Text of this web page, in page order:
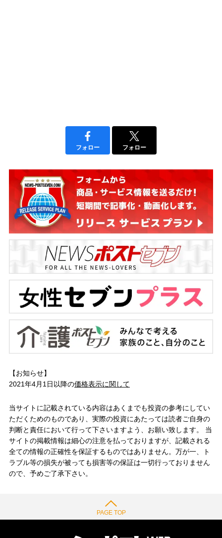
フォロー フォロー
【お知らせ】
2021年4月1日以降の価格表示に関して
当サイトに記載されている内容はあくまでも投資の参考にしてい
ただくためのものであり、実際の投資にあたっては読者ご自身の
判断と責任において行って下さいますよう、お願い致します。 当
サイトの掲載情報は細心の注意を払っておりますが、記載される
全ての情報の正確性を保証するものではありません。万が一、ト
ラブル等の損失が被っても損害等の保証は一切行っておりません
ので、予めご了承下さい。
PAGE TOP